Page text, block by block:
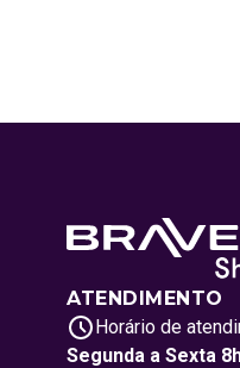
ATENDIMENTO
Horário de
Segunda a Sexta